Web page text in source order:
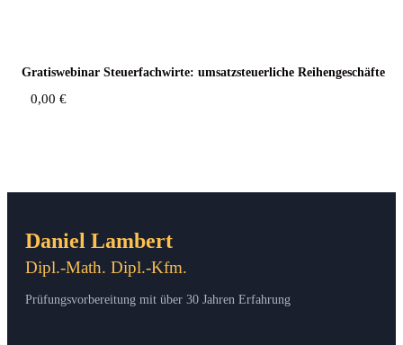
Gra­tis­web­i­nar Steu­er­fach­wir­te: umsatz­steu­er­li­che Reihengeschäfte
0,00 €
Daniel Lambert
Dipl.-Math. Dipl.-Kfm.
Prüfungsvorbereitung mit über 30 Jahren Erfahrung